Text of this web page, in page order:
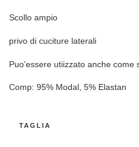
Scollo ampio
privo di cuciture laterali
Puo’essere utiizzato anche
Comp: 95% Modal, 5% Elastan
TAGLIA